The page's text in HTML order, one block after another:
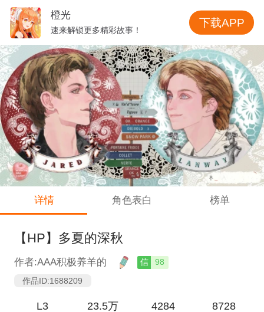
详情 角色表白 榜单
【HP】多夏的深秋
作者:AAA积极养羊的 信
98
作品ID:1688209
L3 23.5万 4284 8728
橙光
速来解锁更多精彩故事！
下载APP